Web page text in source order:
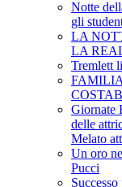
Notte
gli
LA
LA
Tremlett
Giornate
delle
Melato
Un oro
Pucci